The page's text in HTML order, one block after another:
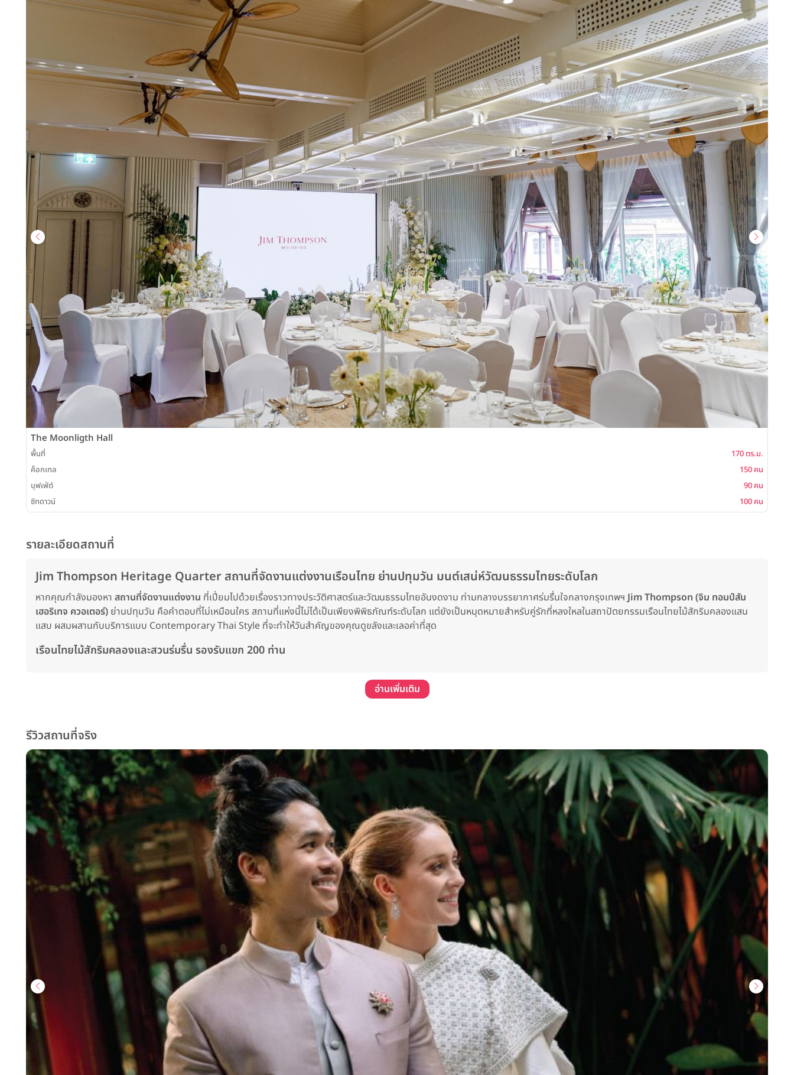
The Moonligth Hall
พื้นที่
170 ตร.ม.
ค็อกเทล
150 คน
บุฟเฟ่ต์
90 คน
ซิทดาวน์
100 คน
รายละเอียดสถานที่
Jim Thompson Heritage Quarter สถานที่จัดงานแต่งงานเรือนไทย ย่านปทุมวัน มนต์เสน่ห์วัฒนธรรมไทยระดับโลก
หากคุณกำลังมองหา สถานที่จัดงานแต่งงาน ที่เปี่ยมไปด้วยเรื่องราวทางประวัติศาสตร์และวัฒนธรรมไทยอันงดงาม ท่ามกลางบรรยากาศร่มรื่นใจกลางกรุงเทพฯJim Thompson (จิม ทอมป์สัน
เฮอริเทจ ควอเตอร์) ย่านปทุมวัน คือคำตอบที่ไม่เหมือนใคร สถานที่แห่งนี้ไม่ได้เป็นเพียงพิพิธภัณฑ์ระดับโลก แต่ยังเป็นหมุดหมายสำหรับคู่รักที่หลงใหลในสถาปัตยกรรมเรือนไทยไม้สักริมคลองแสน
แสบ ผสมผสานกับบริการแบบ Contemporary Thai Style ที่จะทำให้วันสำคัญของคุณดูขลังและเลอค่าที่สุด
เรือนไทยไม้สักริมคลองและสวนร่มรื่น รองรับแขก 200 ท่าน
อ่านเพิ่มเติม
รีวิวสถานที่จริง